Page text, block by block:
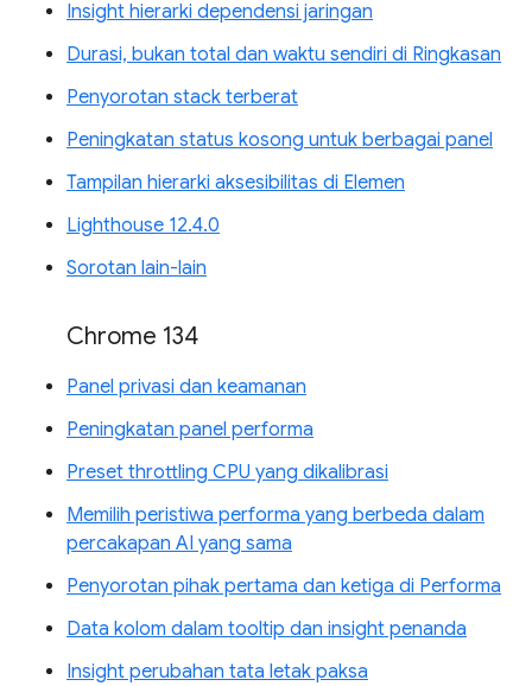
Insight hierarki dependensi jaringan
Durasi, bukan total dan waktu sendiri di Ringkasan
Penyorotan stack terberat
Peningkatan status kosong untuk berbagai panel
Tampilan hierarki aksesibilitas di Elemen
Lighthouse 12.4.0
Sorotan lain-lain
Chrome 134
Panel privasi dan keamanan
Peningkatan panel performa
Preset throttling CPU yang dikalibrasi
Memilih peristiwa performa yang berbeda dalam
percakapan AI yang sama
Penyorotan pihak pertama dan ketiga di Performa
Data kolom dalam tooltip dan insight penanda
Insight perubahan tata letak paksa